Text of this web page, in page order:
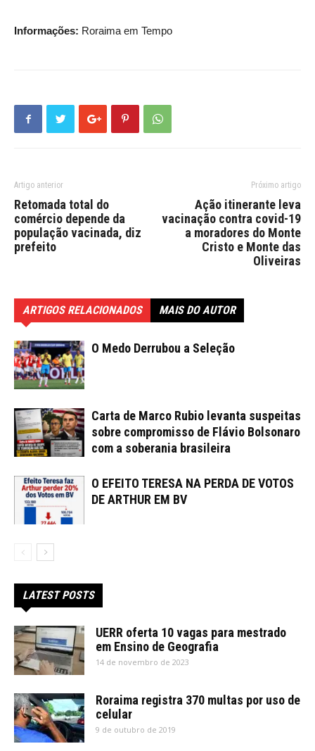
Informações: Roraima em Tempo
Artigo anterior
Retomada total do
comércio depende da
população vacinada, diz
prefeito
Próximo artigo
Ação itinerante leva
vacinação contra covid-19
a moradores do Monte
Cristo e Monte das
Oliveiras
ARTIGOS RELACIONADOS MAIS DO AUTOR
O Medo Derrubou a Seleção
Carta de Marco Rubio levanta suspeitas
sobre compromisso de Flávio Bolsonaro
com a soberania brasileira
O EFEITO TERESA NA PERDA DE VOTOS
DE ARTHUR EM BV
LATEST POSTS
UERR oferta 10 vagas para mestrado
em Ensino de Geografia
14 de novembro de 2023
Roraima registra 370 multas por uso de
celular
9 de outubro de 2019